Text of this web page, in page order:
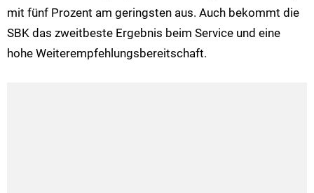
mit fünf Prozent am geringsten aus. Auch bekommt die
SBK das zweitbeste Ergebnis beim Service und eine
hohe Weiterempfehlungsbereitschaft.